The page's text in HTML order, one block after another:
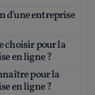
en ligne ?
en ligne ?